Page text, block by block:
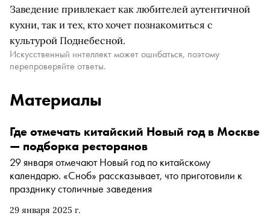
Заведение привлекает как любителей аутентичной
кухни, так и тех, кто хочет познакомиться с
культурой Поднебесной.
Искусственный интеллект может ошибаться, поэтому
перепроверяйте ответы.
Материалы
29 января 2025 г.
Где отмечать китайский Новый год в Москве
— подборка ресторанов
29 января отмечают Новый год по китайскому
календарю. «Сноб» рассказывает, что приготовили к
празднику столичные заведения